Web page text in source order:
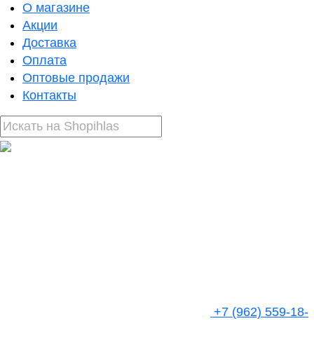
О магазине
Акции
Доставка
Оплата
Оптовые продажи
Контакты
+7 (962) 559-18-